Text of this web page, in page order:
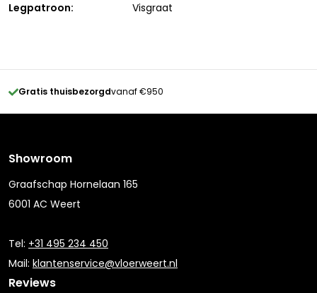
Legpatroon: Visgraat
Gratis thuisbezorgdvanaf €950
Showroom
Graafschap Hornelaan 165
6001 AC Weert
Tel: +31 495 234 450
Mail: klantenservice@vloerweert.nl
Reviews